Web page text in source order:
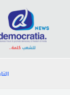
المحتوى